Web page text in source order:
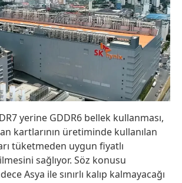
yerine GDDR6 bellek kullanması,
kartlarının üretiminde kullanılan
tüketmeden uygun fiyatlı
sağlıyor. Söz konusu
Asya ile sınırlı kalıp kalmayacağı